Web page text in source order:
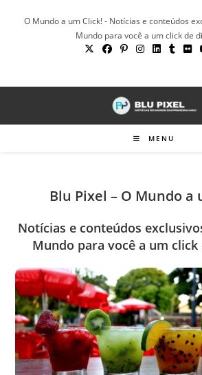
O Mundo a um Click! - Notícias e conteúdos
Mundo para você a um click de
MENU
Blu Pixel – O Mundo a
Notícias e conteúdos
Mundo para você a um click